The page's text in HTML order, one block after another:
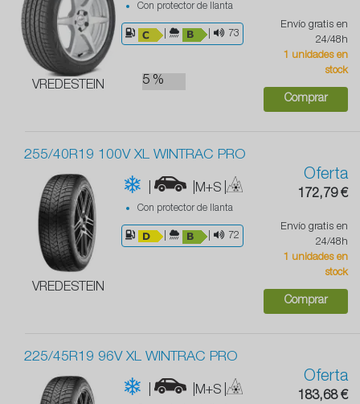
VREDESTEIN
Con protector de llanta
73
5 %
Envío gratis en
24/48h
1 unidades en
stock
Comprar
255/40R19 100V XL WINTRAC PRO
VREDESTEIN
| |M+S |
Con protector de llanta
72
Oferta
172,79 €
Envío gratis en
24/48h
1 unidades en
stock
Comprar
225/45R19 96V XL WINTRAC PRO
| |M+S |
Oferta
183,68 €